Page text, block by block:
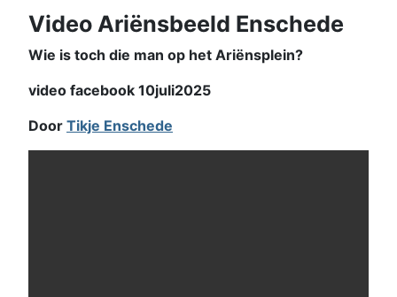
Video Ariënsbeeld Enschede
Wie is toch die man op het Ariënsplein?
video facebook 10juli2025
Door Tikje Enschede